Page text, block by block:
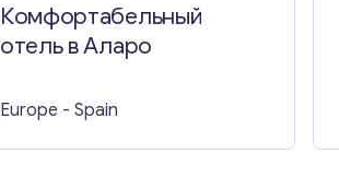
Комфортабельный
отель в Аларо
Europe - Spain